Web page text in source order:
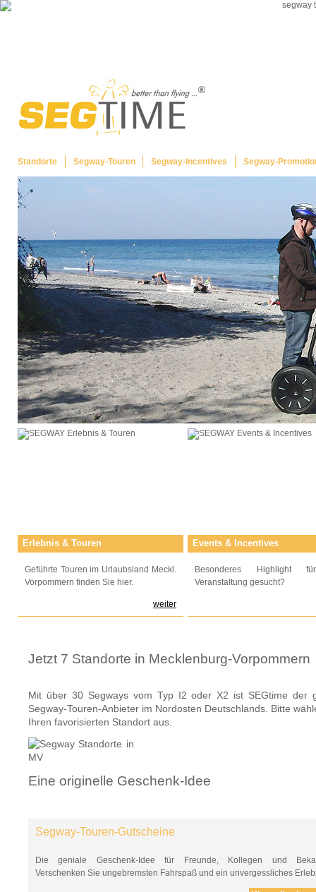
Standorte Segway-Touren Segway-Incentives Segway-
Erlebnis & Touren
Geführte Touren im Urlaubsland Meckl.
Vorpommern finden Sie hier.
weiter
Events & Incentives
Besonderes Highlight
Veranstaltung gesucht?
Jetzt 7 Standorte in Mecklenburg-Vorpommern
Mit über 30 Segways vom Typ I2 oder X2 ist SEGtime der
Segway-Touren-Anbieter im Nordosten Deutschlands. Bitte
Ihren favorisierten Standort aus.
Eine originelle Geschenk-Idee
Segway-Touren-Gutscheine
Die geniale Geschenk-Idee für Freunde, Kollegen und
Verschenken Sie ungebremsten Fahrspaß und ein unvergessliches